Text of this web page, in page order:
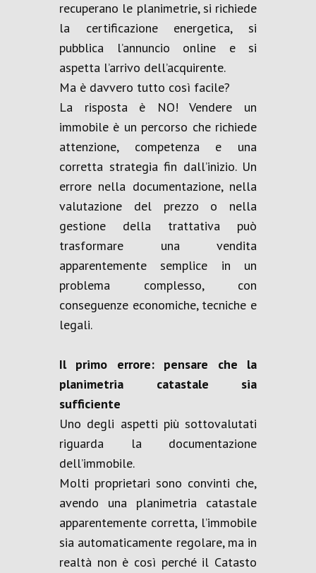
recuperano le planimetrie, si richiede
la certificazione energetica, si
pubblica l’annuncio online e si
aspetta l’arrivo dell’acquirente.
Ma è davvero tutto così facile?
La risposta è NO! Vendere un
immobile è un percorso che richiede
attenzione, competenza e una
corretta strategia fin dall’inizio. Un
errore nella documentazione, nella
valutazione del prezzo o nella
gestione della trattativa può
trasformare una vendita
apparentemente semplice in un
problema complesso, con
conseguenze economiche, tecniche e
legali.
Il primo errore: pensare che la
planimetria catastale sia
sufficiente
Uno degli aspetti più sottovalutati
riguarda la documentazione
dell’immobile.
Molti proprietari sono convinti che,
avendo una planimetria catastale
apparentemente corretta, l’immobile
sia automaticamente regolare, ma in
realtà non è così perché il Catasto